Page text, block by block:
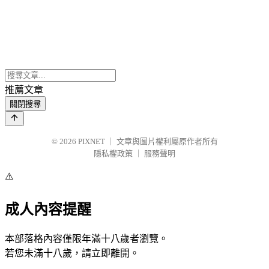
推薦文章
關閉搜尋
© 2026 PIXNET
文章與圖片權利屬原作者所有
隱私權政策
服務聲明
⚠️
成人內容提醒
本部落格內容僅限年滿十八歲者瀏覽。
若您未滿十八歲，請立即離開。